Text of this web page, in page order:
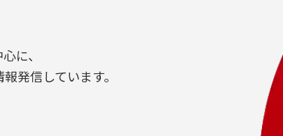
に、
発信しています。